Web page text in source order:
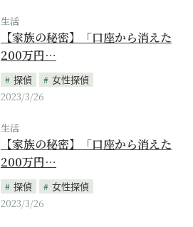
生活
【家族の秘密】「口座から消えた
200万円…
探偵
女性探偵
2023/3/26
生活
【家族の秘密】「口座から消えた
200万円…
探偵
女性探偵
2023/3/26